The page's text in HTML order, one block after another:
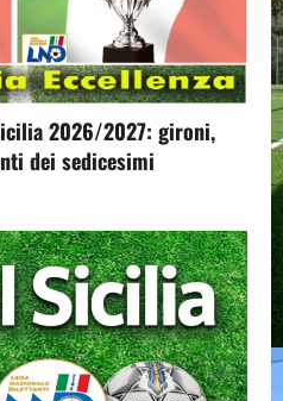
2026/2027: gironi,
dei sedicesimi